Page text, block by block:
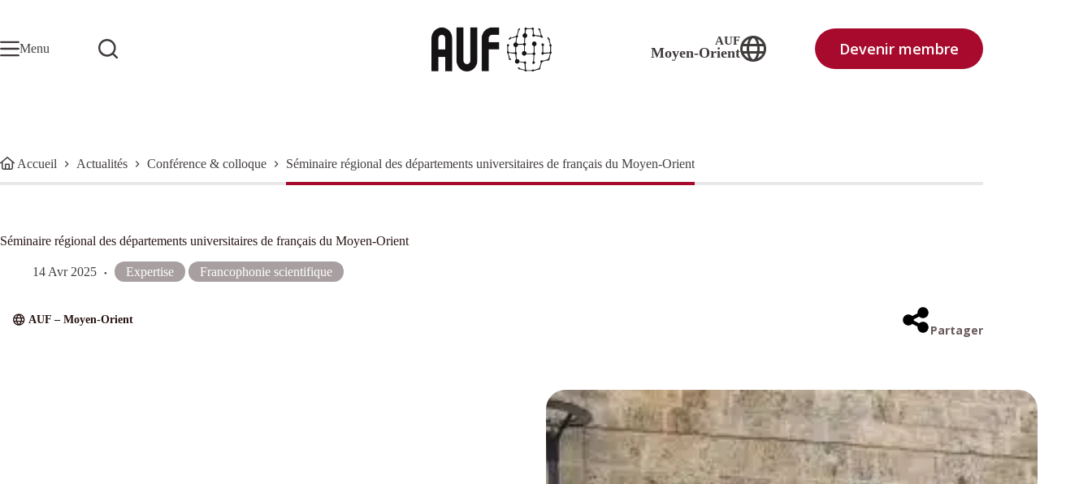
Menu
AUF
Moyen-Orient Devenir membre
Accueil Actualités Conférence & colloque Séminaire régional des départements universitaires de français du Moyen-Orient
Séminaire régional des départements universitaires de français du Moyen-Orient
14 Avr 2025 Expertise Francophonie scientifique
AUF – Moyen-Orient
Partager